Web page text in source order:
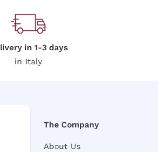
in 1-3 days
in Italy
The Company
About Us